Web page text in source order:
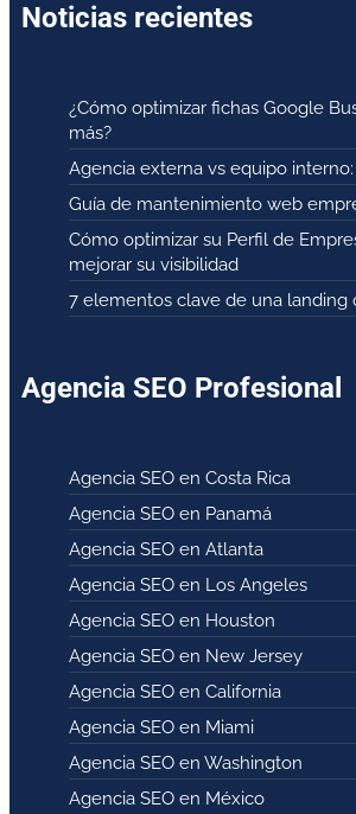
Noticias recientes
¿Cómo optimizar fichas Google
más?
Agencia externa vs equipo
Guía de mantenimiento web
Cómo optimizar su Perfil de
mejorar su visibilidad
7 elementos clave de una landing
Agencia SEO Profesional
Agencia SEO en Costa Rica
Agencia SEO en Panamá
Agencia SEO en Atlanta
Agencia SEO en Los Angeles
Agencia SEO en Houston
Agencia SEO en New Jersey
Agencia SEO en California
Agencia SEO en Miami
Agencia SEO en Washington
Agencia SEO en México